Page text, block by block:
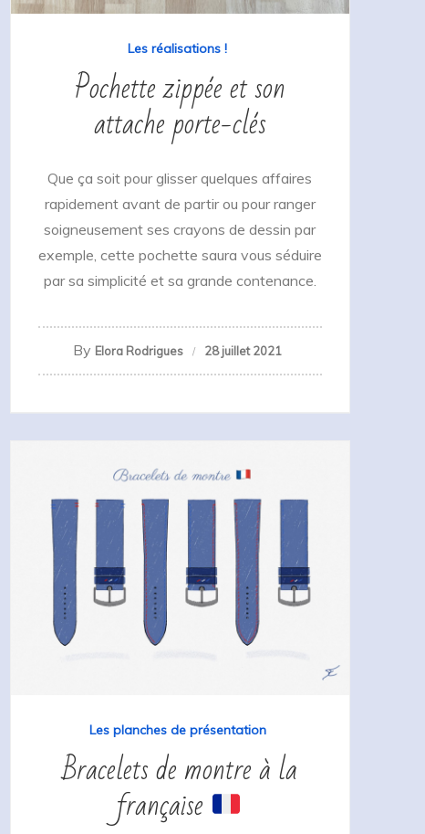
Les réalisations !
Pochette zippée et son
attache porte-clés
Que ça soit pour glisser quelques affaires
rapidement avant de partir ou pour ranger
soigneusement ses crayons de dessin par
exemple, cette pochette saura vous séduire
par sa simplicité et sa grande contenance.
By Elora Rodrigues 28 juillet 2021
Les planches de présentation
Bracelets de montre à la
française